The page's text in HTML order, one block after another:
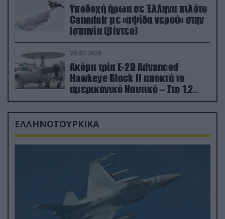
Υποδοχή ήρωα σε Έλληνα πιλότο
Canadair με «αψίδα νερού» στην
Ισπανία (βίντεο)
29.07.2026
Ακόμα τρία E-2D Advanced
Hawkeye Block II αποκτά το
αμερικανικό Ναυτικό – Στο 1,2
δισ.δολάρια το κόστος
ΕΛΛΗΝΟΤΟΥΡΚΙΚΑ